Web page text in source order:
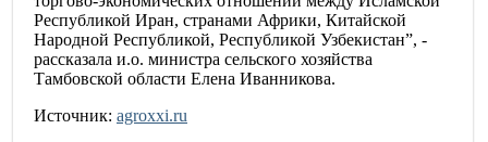
Республикой Иран, странами Африки, Китайской
Народной Республикой, Республикой Узбекистан”, -
рассказала и.о. министра сельского хозяйства
Тамбовской области Елена Иванникова.
Источник: agroxxi.ru